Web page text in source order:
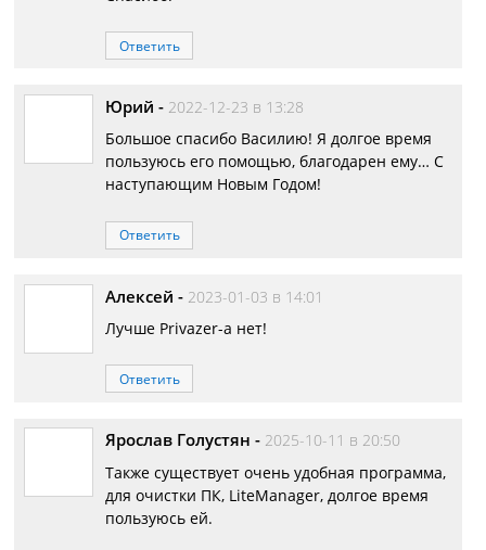
Ответить
Юрий - 2022-12-23 в 13:28
Большое спасибо Василию! Я долгое время
пользуюсь его помощью, благодарен ему… С
наступающим Новым Годом!
Ответить
Алексей - 2023-01-03 в 14:01
Лучше Privazer-а нет!
Ответить
Ярослав Голустян - 2025-10-11 в 20:50
Также существует очень удобная программа,
для очистки ПК, LiteManager, долгое время
пользуюсь ей.